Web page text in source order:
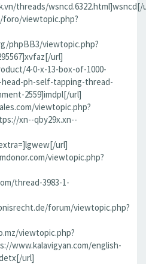
threads/wsncd.6322.html]wsncd[/
viewtopic.php?
phpBB3/viewtopic.php?
url]
4-0-x-13-box-of-1000-
ph-self-tapping-thread-
2559]imdpl[/url]
viewtopic.php?
xn--qby29x.xn--
url]
viewtopic.php?
thread-3983-1-
forum/viewtopic.php?
viewtopic.php?
www.kalavigyan.com/english-
url]